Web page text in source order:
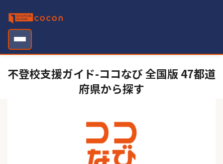
content
不登校支援ガイド-ココなび 全国版 47都道
府県から探す